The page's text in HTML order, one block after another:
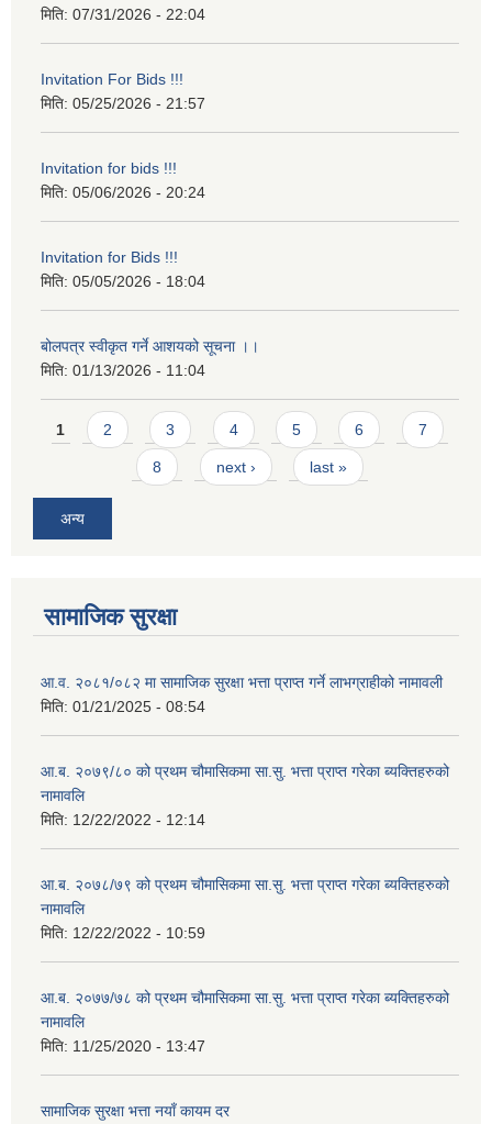
मिति: 07/31/2026 - 22:04
Invitation For Bids !!!
मिति: 05/25/2026 - 21:57
Invitation for bids !!!
मिति: 05/06/2026 - 20:24
Invitation for Bids !!!
मिति: 05/05/2026 - 18:04
बोलपत्र स्वीकृत गर्ने आशयको सूचना ।।
मिति: 01/13/2026 - 11:04
Pages
1 2 3 4 5 6 7
8 next › last »
अन्य
सामाजिक सुरक्षा
आ.व. २०८१/०८२ मा सामाजिक सुरक्षा भत्ता प्राप्त गर्ने लाभग्राहीको नामावली
मिति: 01/21/2025 - 08:54
आ.ब. २०७९/८० को प्रथम चौमासिकमा सा.सु. भत्ता प्राप्त गरेका ब्यक्तिहरुको
नामावलि
मिति: 12/22/2022 - 12:14
आ.ब. २०७८/७९ को प्रथम चौमासिकमा सा.सु. भत्ता प्राप्त गरेका ब्यक्तिहरुको
नामावलि
मिति: 12/22/2022 - 10:59
आ.ब. २०७७/७८ को प्रथम चौमासिकमा सा.सु. भत्ता प्राप्त गरेका ब्यक्तिहरुको
नामावलि
मिति: 11/25/2020 - 13:47
सामाजिक सुरक्षा भत्ता नयाँ कायम दर